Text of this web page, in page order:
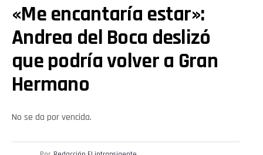
«Me encantaría estar»:
Andrea del Boca deslizó
que podría volver a Gran
Hermano
No se da por vencida.